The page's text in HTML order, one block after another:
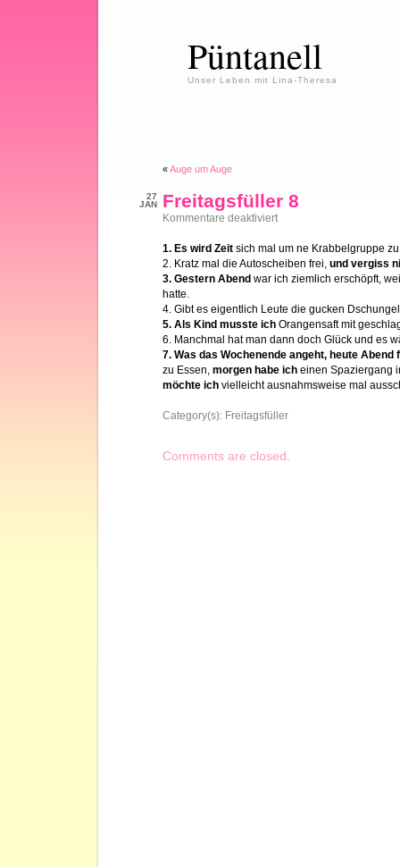
Püntanell
Unser Leben mit Lina-Theresa
«Auge um Auge
27
JAN
Freitagsfüller 8
Kommentare deaktiviertfür
1. Es wird Zeit sich mal um ne Krabbelgruppe
2. Kratz mal die Autoscheiben frei, und vergiss
3. Gestern Abend war ich ziemlich erschöpft,
hatte.
4. Gibt es eigentlich Leute die gucken
5. Als Kind musste ich Orangensaft mit
6. Manchmal hat man dann doch Glück und es
7. Was das Wochenende angeht, heute
zu Essen, morgen habe ich einen Spaziergang
möchte ich vielleicht ausnahmsweise mal
Category(s): Freitagsfüller
Comments are closed.